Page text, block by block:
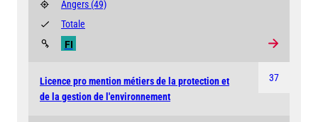
Angers (49)
FI
Totale
37
Licence pro mention métiers de la protection et
de la gestion de l'environnement